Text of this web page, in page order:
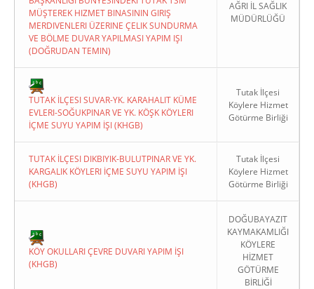
MÜŞTEREK HIZMET BINASININ GIRIŞ
MERDIVENLERI ÜZERINE ÇELIK SUNDURMA
VE BÖLME DUVAR YAPILMASI YAPIM IŞI
(DOĞRUDAN TEMIN)
AĞRI İL SAĞLIK
MÜDÜRLÜĞÜ
TUTAK İLÇESI SUVAR-YK. KARAHALIT KÜME
EVLERI-SOĞUKPINAR VE YK. KÖŞK KÖYLERI
İÇME SUYU YAPIM İŞI (KHGB)
Tutak İlçesi
Köylere Hizmet
Götürme Birliği
TUTAK İLÇESI DIKBIYIK-BULUTPINAR VE YK.
KARGALIK KÖYLERI İÇME SUYU YAPIM İŞI
(KHGB)
Tutak İlçesi
Köylere Hizmet
Götürme Birliği
KÖY OKULLARI ÇEVRE DUVARI YAPIM İŞI
(KHGB)
DOĞUBAYAZIT
KAYMAKAMLIĞI
KÖYLERE
HİZMET
GÖTÜRME
BİRLİĞİ